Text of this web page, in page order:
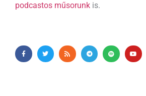
podcastos műsorunk is.